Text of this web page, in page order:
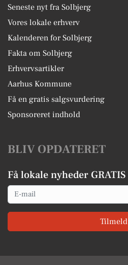
Seneste nyt fra Solbjerg
Vores lokale erhverv
Kalenderen for Solbjerg
Fakta om Solbjerg
Erhvervsartikler
Aarhus Kommune
Få en gratis salgsvurdering
Sponsoreret indhold
BLIV OPDATERET
Få lokale nyheder GRATIS
Email
Tilmeld